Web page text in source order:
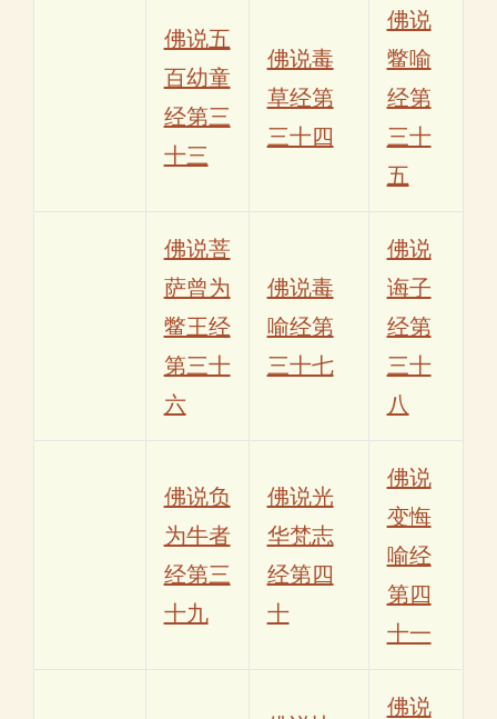
佛说五
百幼童
经第三
十三
佛说毒
草经第
三十四
佛说
鳖喻
经第
三十
五
佛说菩
萨曾为
鳖王经
第三十
六
佛说毒
喻经第
三十七
佛说
诲子
经第
三十
八
佛说负
为牛者
经第三
十九
佛说光
华梵志
经第四
十
佛说
变悔
喻经
第四
十一
佛说